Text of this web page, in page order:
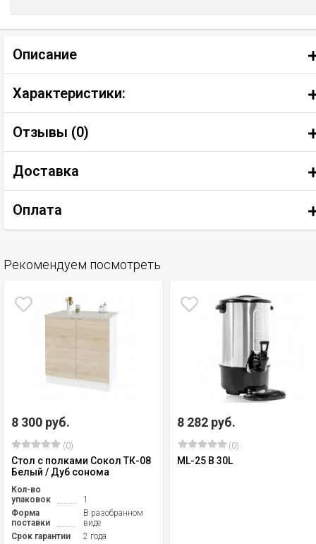
Описание
Характеристики:
Отзывы (0)
Доставка
Оплата
Рекомендуем посмотреть
8 300 руб.
(0)
Стол с полками Сокол ТК-08
Белый / Дуб сонома
Кол-во
упаковок
1
Форма
поставки
В разобранном
виде
Срок гарантии
2 года
8 282 руб.
(0)
ML-25 B 30L